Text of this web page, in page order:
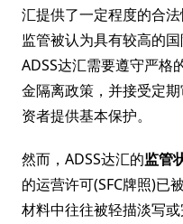
汇提供了一定程度的合法
监管被认为具有较高的
ADSS达汇需要遵守严格
金隔离政策，并接受定
资者提供基本保护。
然而，ADSS达汇的监管
的运营许可(SFC牌照)已
材料中往往被轻描淡写